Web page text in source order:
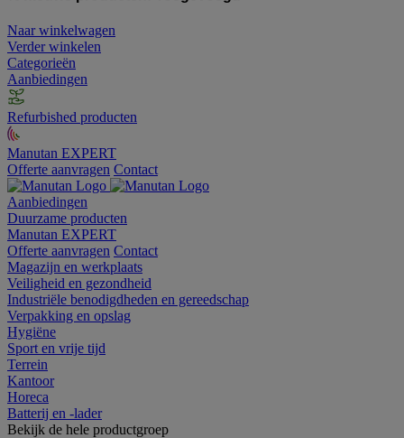
Naar winkelwagen
Verder winkelen
Categorieën
Aanbiedingen
Refurbished producten
Manutan EXPERT
Offerte aanvragen Contact
Aanbiedingen
Duurzame producten
Manutan EXPERT
Offerte aanvragen Contact
Magazijn en werkplaats
Veiligheid en gezondheid
Industriële benodigdheden en gereedschap
Verpakking en opslag
Hygiëne
Sport en vrije tijd
Terrein
Kantoor
Horeca
Batterij en -lader
Bekijk de hele productgroep